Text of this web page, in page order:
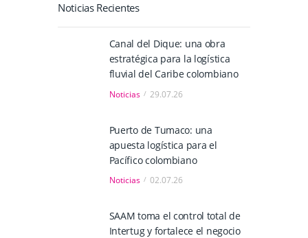
Noticias Recientes
Canal del Dique: una obra
estratégica para la logística
fluvial del Caribe colombiano
Noticias 29.07.26
Puerto de Tumaco: una
apuesta logística para el
Pacífico colombiano
Noticias 02.07.26
SAAM toma el control total de
Intertug y fortalece el negocio